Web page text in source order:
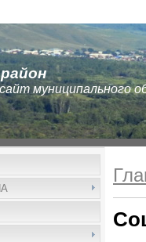
муниципального